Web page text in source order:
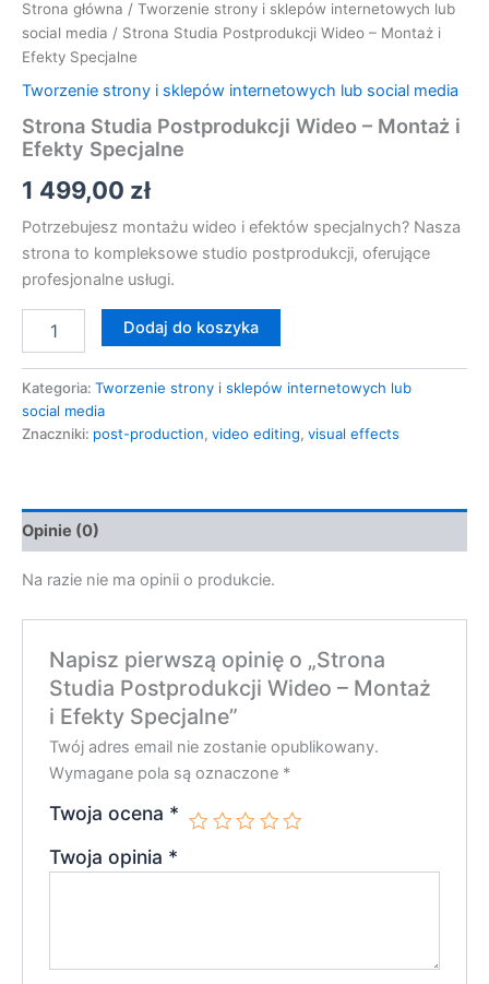
Strona główna / Tworzenie strony i sklepów internetowych lub
social media / Strona Studia Postprodukcji Wideo – Montaż i
Efekty Specjalne
Tworzenie strony i sklepów internetowych lub social media
Strona Studia Postprodukcji Wideo – Montaż i
Efekty Specjalne
1 499,00 zł
Potrzebujesz montażu wideo i efektów specjalnych? Nasza
strona to kompleksowe studio postprodukcji, oferujące
profesjonalne usługi.
Dodaj do koszyka
Kategoria: Tworzenie strony i sklepów internetowych lub
social media
Znaczniki: post-production, video editing, visual effects
Opinie (0)
Na razie nie ma opinii o produkcie.
Napisz pierwszą opinię o „Strona
Studia Postprodukcji Wideo – Montaż
i Efekty Specjalne”
Twój adres email nie zostanie opublikowany.
Wymagane pola są oznaczone *
Twoja ocena *
Twoja opinia *